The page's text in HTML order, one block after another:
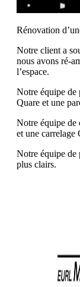
Rénovation
Notre client a
nous avons ré-
l’espace.
Notre équipe de
Quare et une
Notre équipe de
et une carrelage
Notre équipe de
plus clairs.